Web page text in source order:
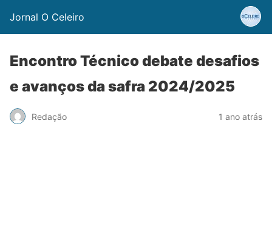
Jornal O Celeiro
Encontro Técnico debate desafios
e avanços da safra 2024/2025
Redação 1 ano atrás